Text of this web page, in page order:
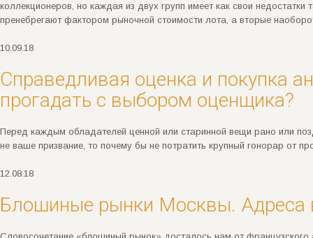
коллекционеров, но каждая из двух групп имеет как свои
пренебрегают фактором рыночной стоимости лота, а вторые
10.09.18
Справедливая оценка и покупка
прогадать с выбором оценщика?
Перед каждым обладателей ценной или старинной вещи рано или
не ваше призвание, то почему бы не потратить крупный гонорар от
12.08.18
Блошиные рынки Москвы. Адреса